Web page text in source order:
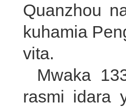
Quanzhou
kuhamia
vita.
Mwaka
rasmi idara